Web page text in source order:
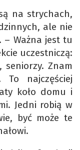
na strychach,
ale nie
– Ważna jest tu
uczestniczą:
seniorzy. Znam
najczęściej
koło domu i
Jedni robią w
być może te